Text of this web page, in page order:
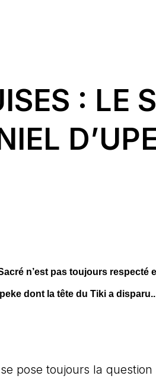
: LE
n’est pas toujours respecté
dont la tête du Tiki a disparu..
pose toujours la